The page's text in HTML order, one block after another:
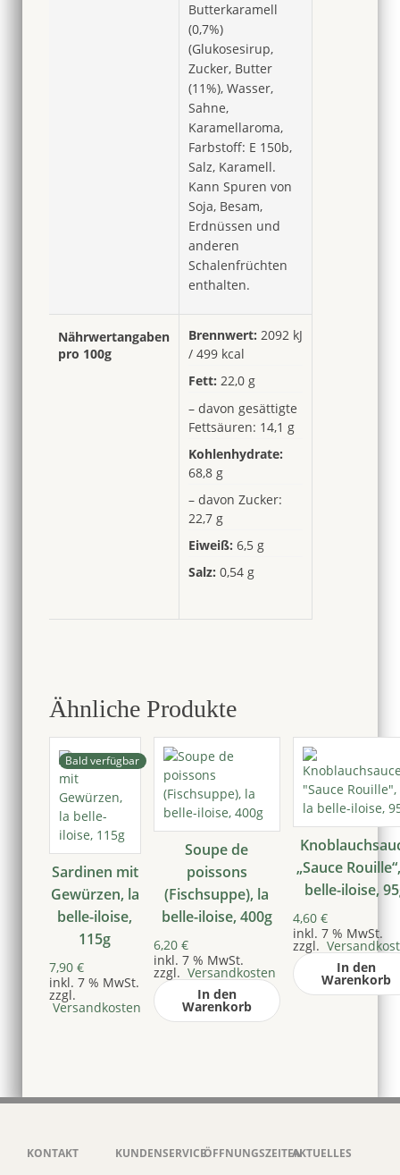
Butterkaramell
(0,7%)
(Glukosesirup,
Zucker, Butter
(11%), Wasser,
Sahne,
Karamellaroma,
Farbstoff: E 150b,
Salz, Karamell.
Kann Spuren von
Soja, Besam,
Erdnüssen und
anderen
Schalenfrüchten
enthalten.
Nährwertangaben
pro 100g
Brennwert: 2092 kJ
/ 499 kcal
Fett: 22,0 g
– davon gesättigte
Fettsäuren: 14,1 g
Kohlenhydrate:
68,8 g
– davon Zucker:
22,7 g
Eiweiß: 6,5 g
Salz: 0,54 g
Ähnliche Produkte
Bald verfügbar
Sardinen mit
Gewürzen, la
belle-iloise,
115g
7,90 €
inkl. 7 % MwSt.
zzgl.
Versandkosten
Soupe de
poissons
(Fischsuppe), la
belle-iloise, 400g
6,20 €
inkl. 7 % MwSt.
zzgl. Versandkosten
In den
Warenkorb
„Sauce
belle-iloise,
4,60 €
inkl. 7 % MwSt.
zzgl.
In den
Warenkorb
KONTAKT KUNDENSERVICEÖFFNUNGSZEITENAKTUELLES